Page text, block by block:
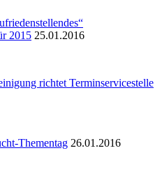
2015 25.01.2016
richtet Terminservicestelle
Thementag 26.01.2016